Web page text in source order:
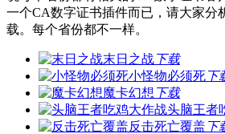
一个CA数字证书插件而已，请大家分
载。每个省份都不一样。
末日之战下载
小怪物必须死下
魔卡幻想 下载
头脑王者
反击死亡覆盖 下